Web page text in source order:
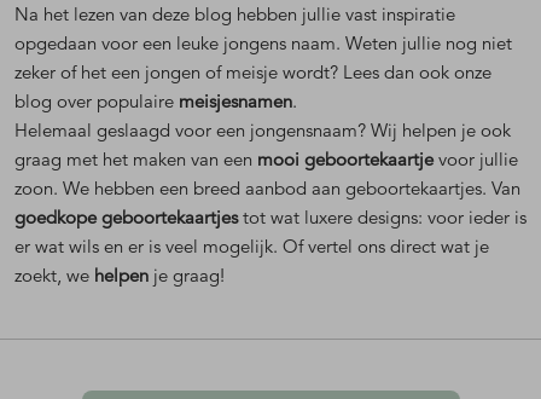
Na het lezen van deze blog hebben jullie vast inspiratie
opgedaan voor een leuke jongens naam. Weten jullie nog niet
zeker of het een jongen of meisje wordt? Lees dan ook onze
blog over populaire meisjesnamen.
Helemaal geslaagd voor een jongensnaam? Wij helpen je ook
graag met het maken van een mooi geboortekaartjevoor jullie
zoon. We hebben een breed aanbod aan geboortekaartjes. Van
goedkope geboortekaartjestot wat luxere designs: voor ieder is
er wat wils en er is veel mogelijk. Of vertel ons direct wat je
zoekt, we helpen je graag!